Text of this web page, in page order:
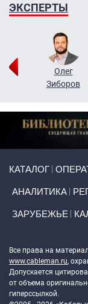
ЭКСПЕРТЫ
Олег
Зиборов
КАТАЛОГ
АНАЛИТИКА
ЗАРУБЕЖЬЕ
Все права на
www.cableman.ru,
Допускается
от объема
гиперссылкой.